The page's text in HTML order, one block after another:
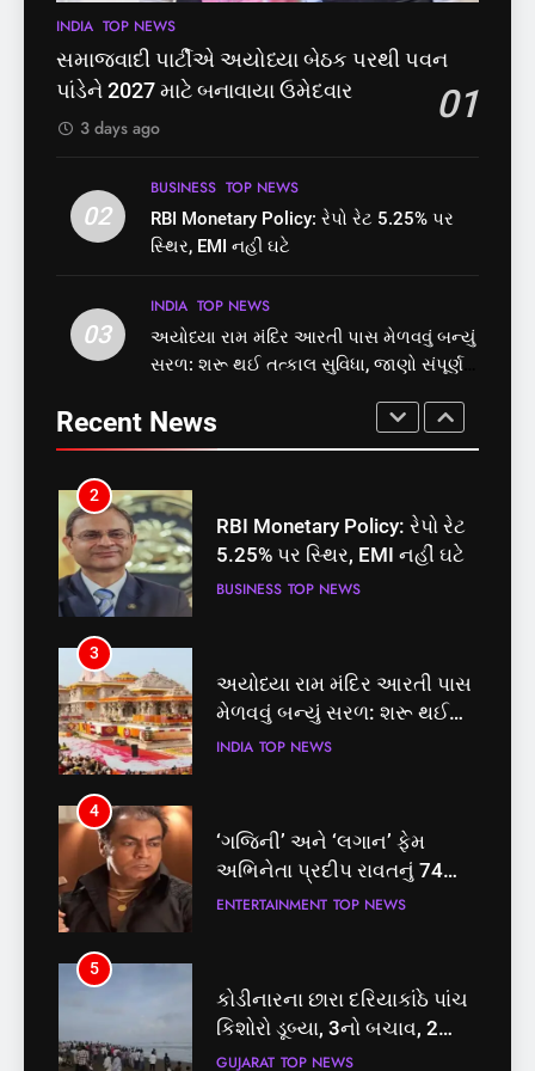
8
શું તમારું મધ કે ઘી ખરેખર શુદ્ધ
છે? FSSAIએ ડાબરના દાવાઓની
1
સમાજવાદી પાર્ટીએ અયોધ્યા
બેઠક પરથી પવન પાંડેને 2027
2
RBI Monetary Policy: રેપો રેટ
5.25% પર સ્થિર, EMI નહીં ઘટે
3
અયોધ્યા રામ મંદિર આરતી પાસ
મેળવવું બન્યું સરળ: શરૂ થઈ
તત્કાલ સુવિધા, જાણો સંપૂર્ણ
INDIA TOP NEWS
4
‘ગજિની’ અને ‘લગાન’ ફેમ
અભિનેતા પ્રદીપ રાવતનું 74
વર્ષની વયે નિધન, બ્લડ કેન્સર
ENTERTAINMENT
5
કોડીનારના છારા દરિયાકાંઠે પાંચ
કિશોરો ડૂબ્યા, 3નો બચાવ, 2
લાપતા
GUJARAT TOP NEWS
6
પાસપોર્ટ વેરિફિકેશન માટે હવે
પોલીસ સ્ટેશનના ધક્કામાંથી
મુક્તિ,ગુજરાતમાં વેરિફિકેશન
INDIA TOP NEWS
સમાજવાદી પાર્ટીએ અયોધ્યા બેઠક પરથી પવન
પાંડેને 2027 માટે બનાવાયા ઉમેદવાર
01
3 days ago
02
BUSINESS TOP NEWS
RBI Monetary Policy: રેપો રેટ 5.25% પર
સ્થિર, EMI નહીં ઘટે
03
INDIA TOP NEWS
અયોધ્યા રામ મંદિર આરતી પાસ મેળવવું બન્યું
સરળ: શરૂ થઈ તત્કાલ સુવિધા, જાણો સંપૂર્ણ
Recent News
7
રાજ્યસભામાં ‘જન્મ અને મૃત્યુ
નોંધણી બિલ2026’ ધ્વનિમતથી
શું તમારું મધ કે ઘી ખરેખર શુદ્ધ
છે? FSSAIએ ડાબરના દાવાઓની
1
સમાજવાદી પાર્ટીએ અયોધ્યા
બેઠક પરથી પવન પાંડેને 2027
માટે બનાવાયા ઉમેદવાર
2
RBI Monetary Policy: રેપો રેટ
5.25% પર સ્થિર, EMI નહીં ઘટે
BUSINESS TOP NEWS
3
અયોધ્યા રામ મંદિર આરતી પાસ
મેળવવું બન્યું સરળ: શરૂ થઈ
તત્કાલ સુવિધા, જાણો સંપૂર્ણ
INDIA TOP NEWS
4
‘ગજિની’ અને ‘લગાન’ ફેમ
અભિનેતા પ્રદીપ રાવતનું 74
વર્ષની વયે નિધન, બ્લડ કેન્સર
ENTERTAINMENT TOP NEWS
5
કોડીનારના છારા દરિયાકાંઠે પાંચ
કિશોરો ડૂબ્યા, 3નો બચાવ, 2
લાપતા
GUJARAT TOP NEWS